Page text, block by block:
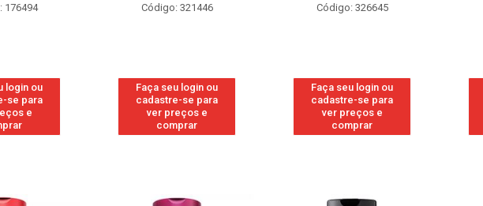
176494
login ou
se para
e
Código: 321446
Faça seu login ou
cadastre-se para
ver preços e
comprar
Código: 326645
Faça seu login ou
cadastre-se para
ver preços e
comprar